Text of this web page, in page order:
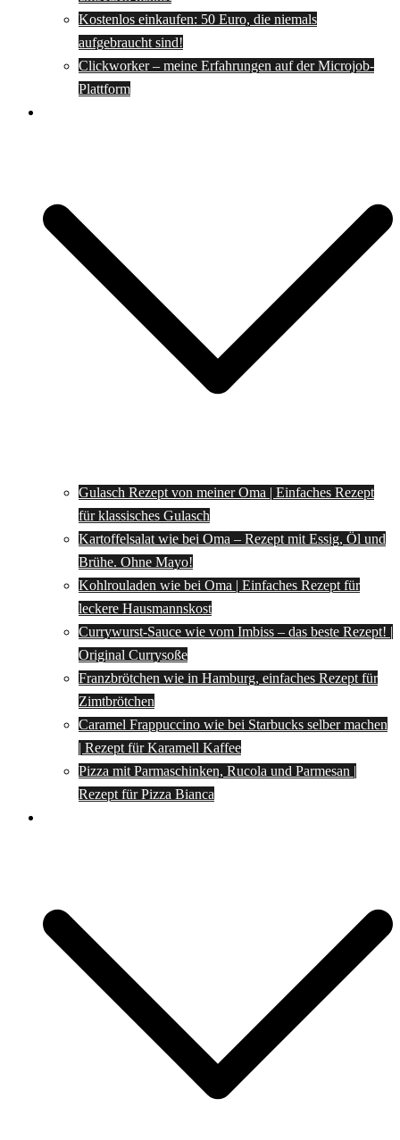
Kostenlos einkaufen: 50 Euro, die niemals
aufgebraucht sind!
Clickworker – meine Erfahrungen auf der Microjob-
Plattform
Gulasch Rezept von meiner Oma | Einfaches Rezept
für klassisches Gulasch
Kartoffelsalat wie bei Oma – Rezept mit Essig, Öl und
Brühe. Ohne Mayo!
Kohlrouladen wie bei Oma | Einfaches Rezept für
leckere Hausmannskost
Currywurst-Sauce wie vom Imbiss – das beste Rezept! |
Original Currysoße
Franzbrötchen wie in Hamburg, einfaches Rezept für
Zimtbrötchen
Caramel Frappuccino wie bei Starbucks selber machen
| Rezept für Karamell Kaffee
Pizza mit Parmaschinken, Rucola und Parmesan |
Rezept für Pizza Bianca